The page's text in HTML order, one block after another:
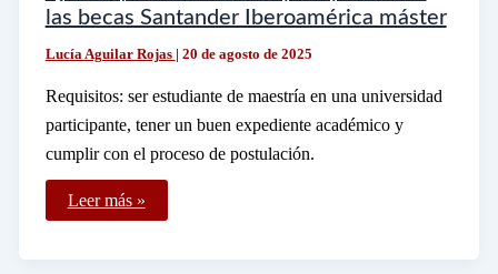
las becas Santander Iberoamérica máster
Lucía Aguilar Rojas | 20 de agosto de 2025
Requisitos: ser estudiante de maestría en una universidad
participante, tener un buen expediente académico y
cumplir con el proceso de postulación.
Qué
requisitos
Leer más »